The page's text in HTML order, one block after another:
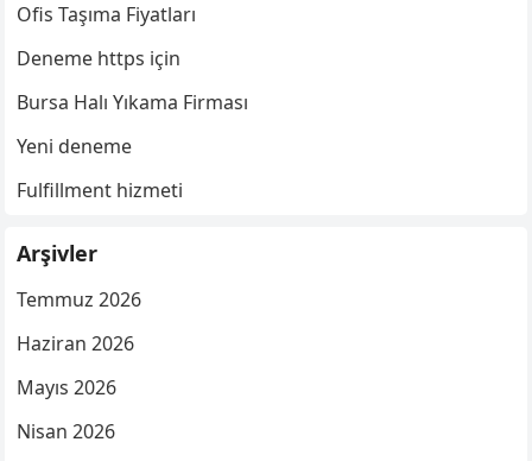
Ofis Taşıma Fiyatları
Deneme https için
Bursa Halı Yıkama Firması
Yeni deneme
Fulfillment hizmeti
Arşivler
Temmuz 2026
Haziran 2026
Mayıs 2026
Nisan 2026